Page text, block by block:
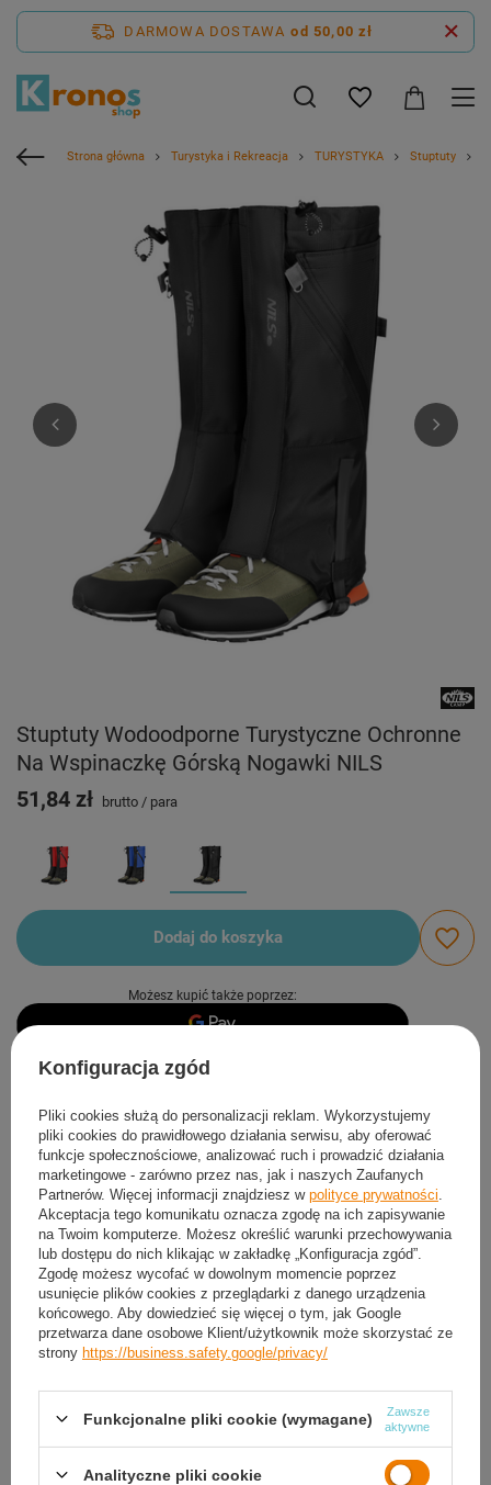
DARMOWA DOSTAWA od 50,00 zł
Strona główna Turystyka i Rekreacja TURYSTYKA Stuptuty
Stuptuty Wodoodporne Turystyczne Ochronne
Na Wspinaczkę Górską Nogawki NILS
51,84 zł
brutto / para
Dodaj do koszyka
Możesz kupić także poprzez:
Produkt dostępny Wysyłka
Darmowa i szybka dostawa
30 dni na łatwy zwrot
Sprawdź, w którym sklepie obejrzysz i kupisz od ręki
Bezpieczne zakupy
Darmowa dostawa do paczkomatu lub punktu
odbioru
Smile - dostawy ze sklepów internetowych przy zamówieniu od50,00 złsą za
darmoWięcej informacji.
SZCZEGÓŁOWE DANE
Konfiguracja zgód
Pliki cookies służą do personalizacji reklam. Wykorzystujemy
pliki cookies do prawidłowego działania serwisu, aby oferować
funkcje społecznościowe, analizować ruch i prowadzić działania
marketingowe - zarówno przez nas, jak i naszych Zaufanych
Partnerów. Więcej informacji znajdziesz w polityce prywatności
Akceptacja tego komunikatu oznacza zgodę na ich zapisywanie
na Twoim komputerze. Możesz określić warunki przechowywania
lub dostępu do nich klikając w zakładkę „Konfiguracja zgód”.
Zgodę możesz wycofać w dowolnym momencie poprzez
usunięcie plików cookies z przeglądarki z danego urządzenia
końcowego. Aby dowiedzieć się więcej o tym, jak Google
przetwarza dane osobowe Klient/użytkownik może skorzystać ze
strony https://business.safety.google/privacy/
Funkcjonalne pliki cookie (wymagane)
Zawsze
aktywne
Analityczne pliki cookie